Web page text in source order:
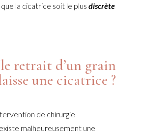
que la cicatrice soit le plusdiscrète
retrait d’un grain
une cicatrice ?
de chirurgie
malheureusement une